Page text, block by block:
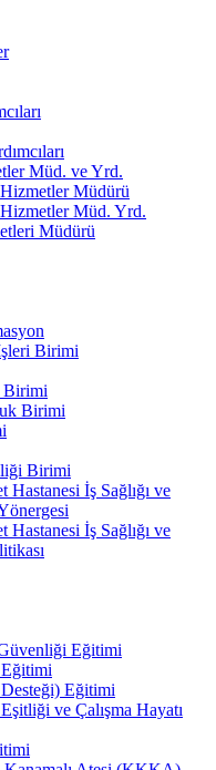
Müd. ve Yrd.
Müdürü
Müd. Yrd.
Müdürü
Birimi
Birimi
Birimi
Birimi
Hastanesi İş Sağlığı ve
Hastanesi İş Sağlığı ve
Eğitimi
Eğitimi
ve Çalışma Hayatı